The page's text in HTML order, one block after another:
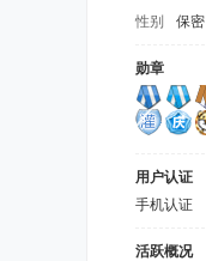
性别 保密
勋章
用户认证
手机认证
活跃概况